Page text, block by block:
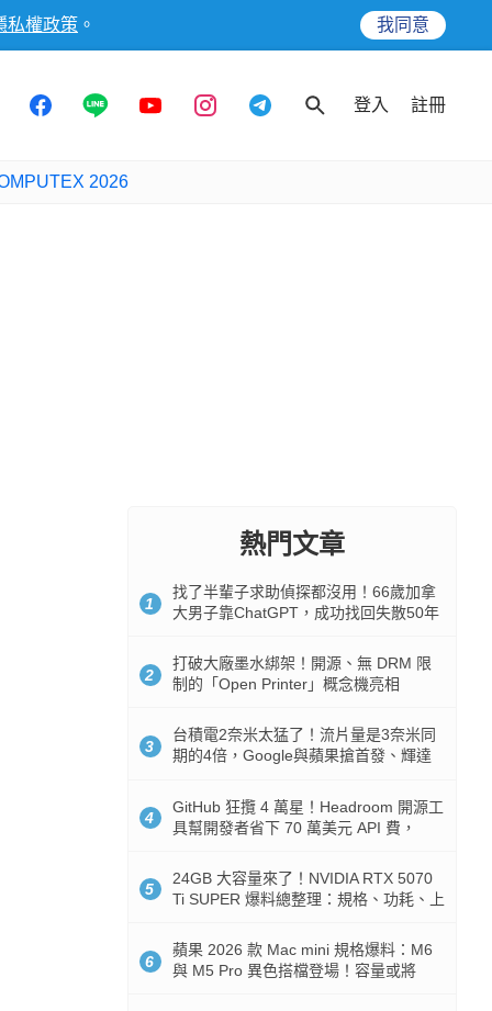
私權政策 。 我同意
登入 註冊
2026
熱門文章
1
找了半輩子求助偵探都沒用！66歲加拿
大男子靠ChatGPT，成功找回失散50年
2
打破大廠墨水綁架！開源、無 DRM 限
制的「Open Printer」概念機亮相
3
台積電2奈米太猛了！流片量是3奈米同
期的4倍，Google與蘋果搶首發、輝達
4
GitHub 狂攬 4 萬星！Headroom 開源工
具幫開發者省下 70 萬美元 API 費，
5
24GB 大容量來了！NVIDIA RTX 5070
Ti SUPER 爆料總整理：規格、功耗、上
6
蘋果 2026 款 Mac mini 規格爆料：M6
與 M5 Pro 異色搭檔登場！容量或將